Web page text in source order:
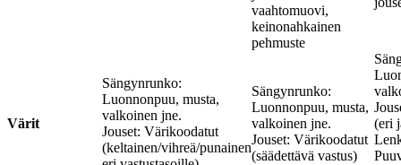
vaahtomuovi,
keinonahkainen
pehmuste
Värit
Sängynrunko:
Luonnonpuu, musta,
valkoinen jne.
Jouset: Värikoodatut
(keltainen/vihreä/punainen
Sängynrunko:
Luonnonpuu, musta,
valkoinen jne.
Jouset: Värikoodatut
(säädettävä vastus)
(eri